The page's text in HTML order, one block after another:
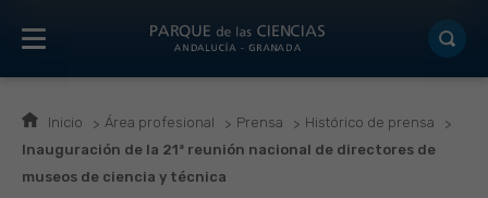
Inicio Área profesional Prensa
Histórico de prensa
Inauguración de la 21ª reunión nacional de directores de
museos de ciencia y técnica